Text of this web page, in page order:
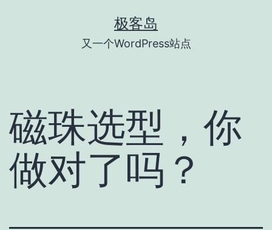
极客岛
又一个WordPress站点
磁珠选型，你
做对了吗？